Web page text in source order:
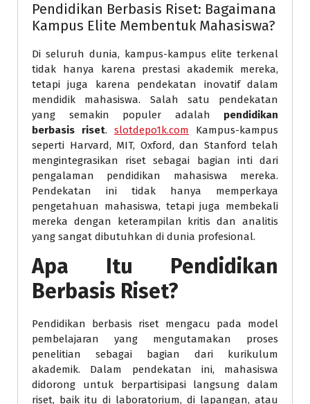
Pendidikan Berbasis Riset: Bagaimana
Kampus Elite Membentuk Mahasiswa?
Di seluruh dunia, kampus-kampus elite terkenal
tidak hanya karena prestasi akademik mereka,
tetapi juga karena pendekatan inovatif dalam
mendidik mahasiswa. Salah satu pendekatan
yang semakin populer adalah pendidikan
berbasis riset. slotdepo1k.com Kampus-kampus
seperti Harvard, MIT, Oxford, dan Stanford telah
mengintegrasikan riset sebagai bagian inti dari
pengalaman pendidikan mahasiswa mereka.
Pendekatan ini tidak hanya memperkaya
pengetahuan mahasiswa, tetapi juga membekali
mereka dengan keterampilan kritis dan analitis
yang sangat dibutuhkan di dunia profesional.
Apa Itu Pendidikan
Berbasis Riset?
Pendidikan berbasis riset mengacu pada model
pembelajaran yang mengutamakan proses
penelitian sebagai bagian dari kurikulum
akademik. Dalam pendekatan ini, mahasiswa
didorong untuk berpartisipasi langsung dalam
riset, baik itu di laboratorium, di lapangan, atau